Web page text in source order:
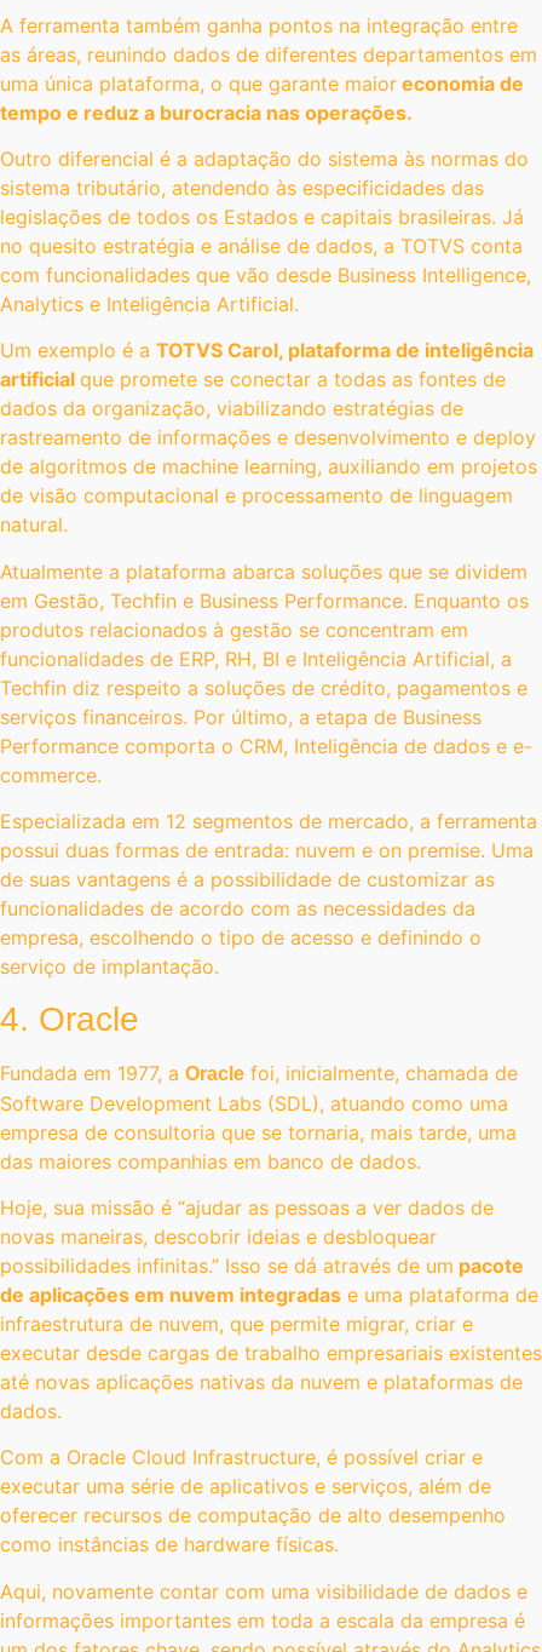
A ferramenta também ganha pontos na integração entre
as áreas, reunindo dados de diferentes departamentos em
uma única plataforma, o que garante maior economia de
tempo e reduz a burocracia nas operações.
Outro diferencial é a adaptação do sistema às normas do
sistema tributário, atendendo às especificidades das
legislações de todos os Estados e capitais brasileiras. Já
no quesito estratégia e análise de dados, a TOTVS conta
com funcionalidades que vão desde Business Intelligence,
Analytics e Inteligência Artificial.
Um exemplo é a TOTVS Carol, plataforma de inteligência
artificial que promete se conectar a todas as fontes de
dados da organização, viabilizando estratégias de
rastreamento de informações e desenvolvimento e deploy
de algoritmos de machine learning, auxiliando em projetos
de visão computacional e processamento de linguagem
natural.
Atualmente a plataforma abarca soluções que se dividem
em Gestão, Techfin e Business Performance. Enquanto os
produtos relacionados à gestão se concentram em
funcionalidades de ERP, RH, BI e Inteligência Artificial, a
Techfin diz respeito a soluções de crédito, pagamentos e
serviços financeiros. Por último, a etapa de Business
Performance comporta o CRM, Inteligência de dados e e-
commerce.
Especializada em 12 segmentos de mercado, a ferramenta
possui duas formas de entrada: nuvem e on premise. Uma
de suas vantagens é a possibilidade de customizar as
funcionalidades de acordo com as necessidades da
empresa, escolhendo o tipo de acesso e definindo o
serviço de implantação.
4. Oracle
Fundada em 1977, a Oracle foi, inicialmente, chamada de
Software Development Labs (SDL), atuando como uma
empresa de consultoria que se tornaria, mais tarde, uma
das maiores companhias em banco de dados.
Hoje, sua missão é “ajudar as pessoas a ver dados de
novas maneiras, descobrir ideias e desbloquear
possibilidades infinitas.” Isso se dá através de um pacote
de aplicações em nuvem integradas e uma plataforma de
infraestrutura de nuvem, que permite migrar, criar e
executar desde cargas de trabalho empresariais existentes
até novas aplicações nativas da nuvem e plataformas de
dados.
Com a Oracle Cloud Infrastructure, é possível criar e
executar uma série de aplicativos e serviços, além de
oferecer recursos de computação de alto desempenho
como instâncias de hardware físicas.
Aqui, novamente contar com uma visibilidade de dados e
informações importantes em toda a escala da empresa é